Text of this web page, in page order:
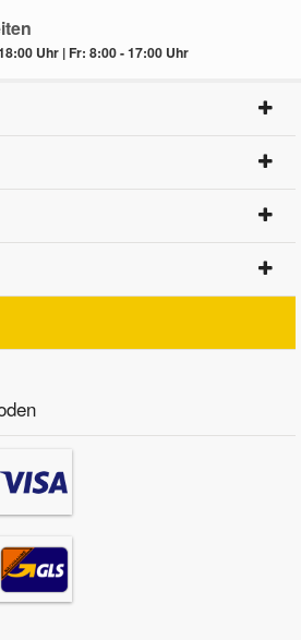
Uhr | Fr: 8:00 - 17:00 Uhr